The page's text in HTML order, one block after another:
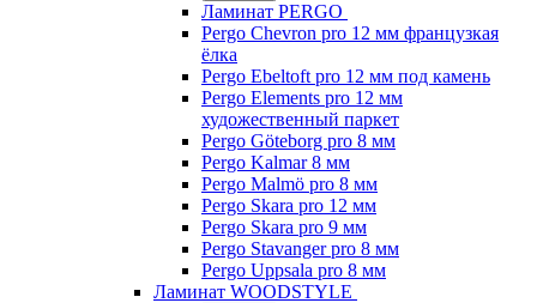
Ламинат PERGO
Pergo Chevron pro 12 мм французкая
ёлка
Pergo Ebeltoft pro 12 мм под камень
Pergo Elements pro 12 мм
художественный паркет
Pergo Göteborg pro 8 мм
Pergo Kalmar 8 мм
Pergo Malmö pro 8 мм
Pergo Skara pro 12 мм
Pergo Skara pro 9 мм
Pergo Stavanger pro 8 мм
Pergo Uppsala pro 8 мм
Ламинат WOODSTYLE